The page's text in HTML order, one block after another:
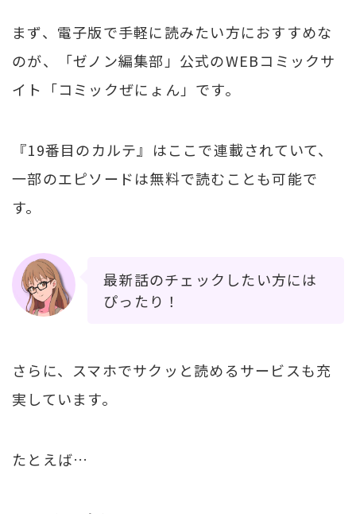
まず、電子版で手軽に読みたい方におすすめな
のが、「ゼノン編集部」公式のWEBコミックサ
イト「コミックぜにょん」です。
『19番目のカルテ』はここで連載されていて、
一部のエピソードは無料で読むことも可能で
す。
最新話のチェックしたい方には
ぴったり！
さらに、スマホでサクッと読めるサービスも充
実しています。
たとえば…